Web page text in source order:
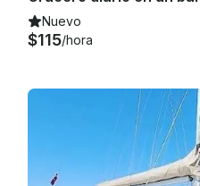
Nuevo
$115/hora